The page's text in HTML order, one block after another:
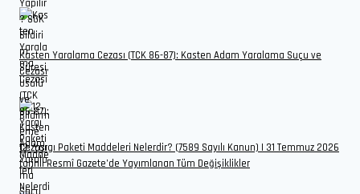
Kasten Yaralama Cezası (TCK 86-87): Kasten Adam Yaralama Suçu ve
Cezası
12. Yargı Paketi Maddeleri Nelerdir? (7589 Sayılı Kanun) | 31 Temmuz 2026
tarihli Resmî Gazete’de Yayımlanan Tüm Değişiklikler